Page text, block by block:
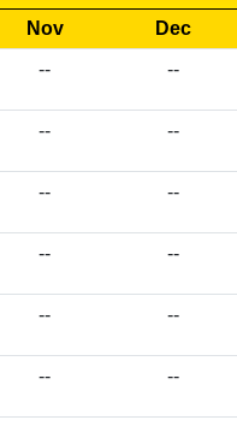
Nov
Dec
-- --
-- --
-- --
-- --
-- --
-- --